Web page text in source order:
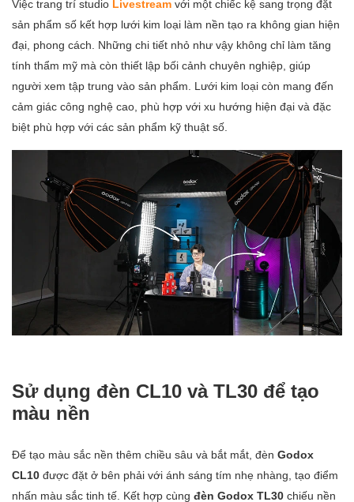
Việc trang trí studio Livestream với một chiếc kệ sang trọng đặt
sản phẩm số kết hợp lưới kim loại làm nền tạo ra không gian hiện
đại, phong cách. Những chi tiết nhỏ như vậy không chỉ làm tăng
tính thẩm mỹ mà còn thiết lập bối cảnh chuyên nghiệp, giúp
người xem tập trung vào sản phẩm. Lưới kim loại còn mang đến
cảm giác công nghệ cao, phù hợp với xu hướng hiện đại và đặc
biệt phù hợp với các sản phẩm kỹ thuật số.
Sử dụng đèn CL10 và TL30 để tạo
màu nền
Để tạo màu sắc nền thêm chiều sâu và bắt mắt, đèn Godox
CL10 được đặt ở bên phải với ánh sáng tím nhẹ nhàng, tạo điểm
nhấn màu sắc tinh tế. Kết hợp cùng đèn Godox TL30 chiếu nền